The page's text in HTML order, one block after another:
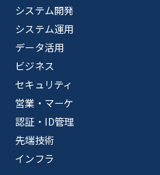
システム開発
システム運用
データ活用
ビジネス
セキュリティ
営業・マーケ
認証・ID管理
先端技術
インフラ